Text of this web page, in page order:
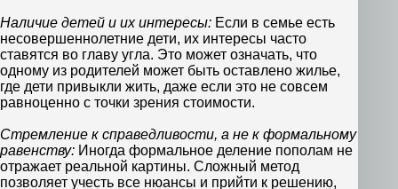
Наличие детей и их интересы: Если в семье есть
несовершеннолетние дети, их интересы часто
ставятся во главу угла. Это может означать, что
одному из родителей может быть оставлено жилье,
где дети привыкли жить, даже если это не совсем
равноценно с точки зрения стоимости.
Стремление к справедливости, а не к формальному
равенству: Иногда формальное деление пополам не
отражает реальной картины. Сложный метод
позволяет учесть все нюансы и прийти к решению,